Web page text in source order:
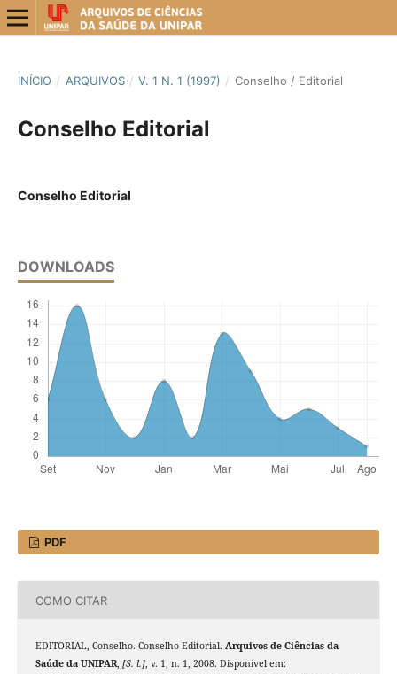
INÍCIO / ARQUIVOS / V. 1 N. 1 (1997) / Conselho / Editorial
Conselho Editorial
Conselho Editorial
DOWNLOADS
PDF
COMO CITAR
EDITORIAL, Conselho. Conselho Editorial. Arquivos de Ciências da
Saúde da UNIPAR, [S. l.], v. 1, n. 1, 2008. Disponível em: